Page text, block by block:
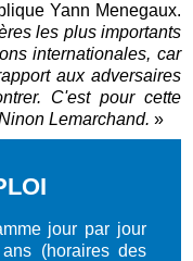
Yann Menegaux.
les plus importants
internationales, car
aux adversaires
C'est pour cette
Lemarchand. »
jour par jour
(horaires des